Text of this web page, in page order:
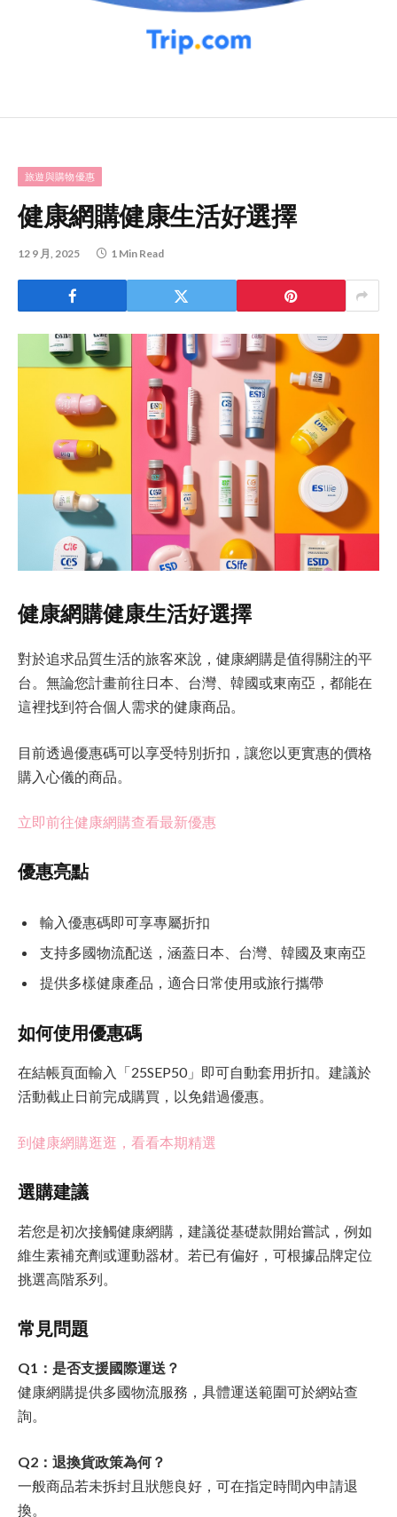
旅遊與購物優惠
健康網購健康生活好選擇
12 9 月, 2025 1 Min Read
健康網購健康生活好選擇
對於追求品質生活的旅客來說，健康網購是值得關注的平
台。無論您計畫前往日本、台灣、韓國或東南亞，都能在
這裡找到符合個人需求的健康商品。
目前透過優惠碼可以享受特別折扣，讓您以更實惠的價格
購入心儀的商品。
立即前往健康網購查看最新優惠
優惠亮點
輸入優惠碼即可享專屬折扣
支持多國物流配送，涵蓋日本、台灣、韓國及東南亞
提供多樣健康產品，適合日常使用或旅行攜帶
如何使用優惠碼
在結帳頁面輸入「25SEP50」即可自動套用折扣。建議於
活動截止日前完成購買，以免錯過優惠。
到健康網購逛逛，看看本期精選
選購建議
若您是初次接觸健康網購，建議從基礎款開始嘗試，例如
維生素補充劑或運動器材。若已有偏好，可根據品牌定位
挑選高階系列。
常見問題
Q1：是否支援國際運送？
健康網購提供多國物流服務，具體運送範圍可於網站查
詢。
Q2：退換貨政策為何？
一般商品若未拆封且狀態良好，可在指定時間內申請退
換。